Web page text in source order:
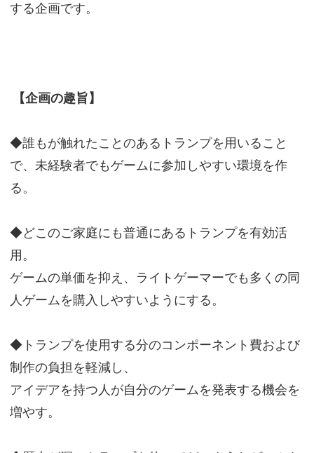
する企画です。
【企画の趣旨】
◆誰もが触れたことのあるトランプを用いること
で、未経験者でもゲームに参加しやすい環境を作
る。
◆どこのご家庭にも普通にあるトランプを有効活
用。
ゲームの単価を抑え、ライトゲーマーでも多くの同
人ゲームを購入しやすいようにする。
◆トランプを使用する分のコンポーネント費および
制作の負担を軽減し、
アイデアを持つ人が自分のゲームを発表する機会を
増やす。